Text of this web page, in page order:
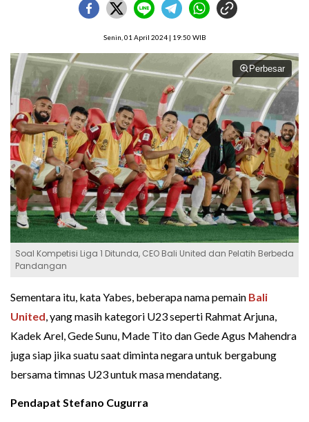
Senin, 01 April 2024 | 19:50 WIB
Perbesar
Soal Kompetisi Liga 1 Ditunda, CEO Bali United dan Pelatih Berbeda
Pandangan
Sementara itu, kata Yabes, beberapa nama pemain Bali
United, yang masih kategori U23 seperti Rahmat Arjuna,
Kadek Arel, Gede Sunu, Made Tito dan Gede Agus Mahendra
juga siap jika suatu saat diminta negara untuk bergabung
bersama timnas U23 untuk masa mendatang.
Pendapat Stefano Cugurra